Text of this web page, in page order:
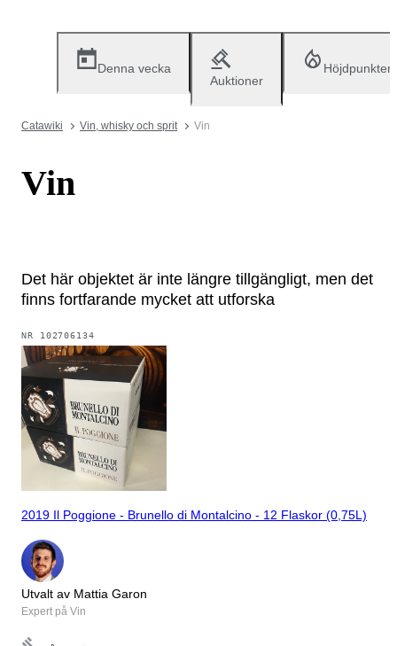
Denna vecka
Auktioner
Höjdpunkter
Catawiki Vin, whisky och sprit Vin
Vin
Det här objektet är inte längre tillgängligt, men det
finns fortfarande mycket att utforska
NR 102706134
2019 Il Poggione - Brunello di Montalcino - 12 Flaskor (0,75L)
Utvalt av Mattia Garon
Expert på Vin